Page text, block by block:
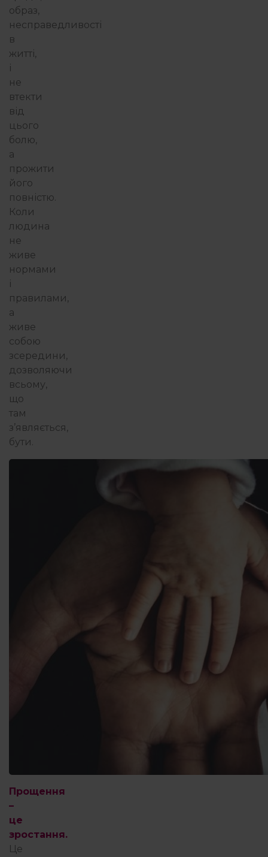
образ,
несправедливості
в
житті,
і
не
втекти
від
цього
болю,
а
прожити
його
повністю.
Коли
людина
не
живе
нормами
і
правилами,
а
живе
собою
зсередини,
дозволяючи
всьому,
що
там
з’являється,
бути.
Прощення
–
це
зростання.
Це